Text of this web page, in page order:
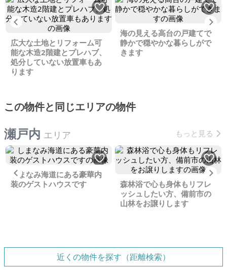
Previous
広大な土地とリフォーム可
能な木造2階建とプレハブ、
処分していない放置車もあ
ります
海の見える高台の戸建てで
静かで穏やかな暮らしがで
きます
この物件と同じエリアの物件
瀬戸内 エリア もっと見る
Previous
しまなみ海道にある豪華内
装のゲストハウスです
森林浴で心も身体もリフレ
ッシュしたい方、備前市の
山林をお譲りします
近くの物件を探す（距離検索）